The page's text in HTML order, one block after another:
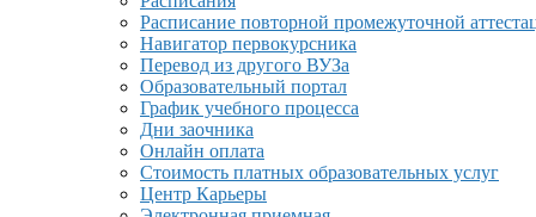
Расписание повторной промежуточной
Навигатор первокурсника
Перевод из другого ВУЗа
Образовательный портал
График учебного процесса
Дни заочника
Онлайн оплата
Стоимость платных образовательных услуг
Центр Карьеры